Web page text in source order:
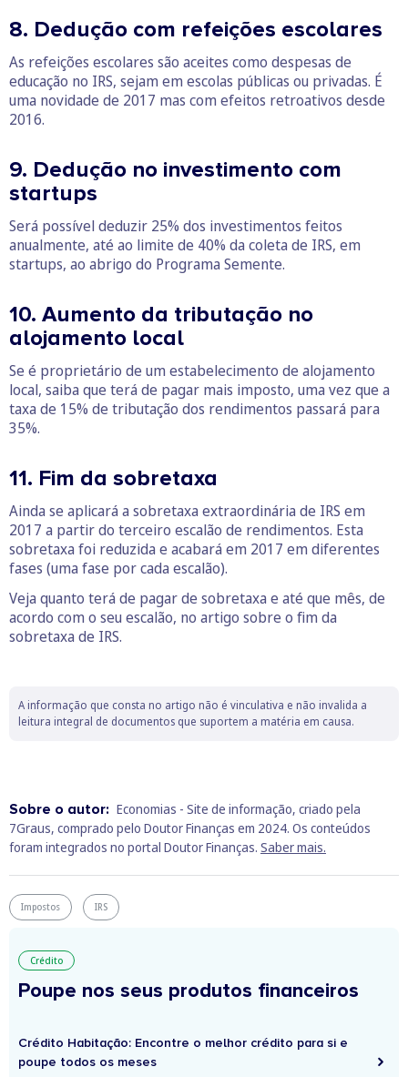
8. Dedução com refeições escolares
As refeições escolares são aceites como despesas de
educação no IRS, sejam em escolas públicas ou privadas. É
uma novidade de 2017 mas com efeitos retroativos desde
2016.
9. Dedução no investimento com
startups
Será possível deduzir 25% dos investimentos feitos
anualmente, até ao limite de 40% da coleta de IRS, em
startups, ao abrigo do Programa Semente.
10. Aumento da tributação no
alojamento local
Se é proprietário de um estabelecimento de alojamento
local, saiba que terá de pagar mais imposto, uma vez que a
taxa de 15% de tributação dos rendimentos passará para
35%.
11. Fim da sobretaxa
Ainda se aplicará a sobretaxa extraordinária de IRS em
2017 a partir do terceiro escalão de rendimentos. Esta
sobretaxa foi reduzida e acabará em 2017 em diferentes
fases (uma fase por cada escalão).
Veja quanto terá de pagar de sobretaxa e até que mês, de
acordo com o seu escalão, no artigo sobre o fim da
sobretaxa de IRS.
A informação que consta no artigo não é vinculativa e não invalida a
leitura integral de documentos que suportem a matéria em causa.
Sobre o autor: Economias - Site de informação, criado pela
7Graus, comprado pelo Doutor Finanças em 2024. Os conteúdos
foram integrados no portal Doutor Finanças. Saber mais.
Impostos IRS
Crédito
Poupe nos seus produtos financeiros
Crédito Habitação: Encontre o melhor crédito para si e
poupe todos os meses